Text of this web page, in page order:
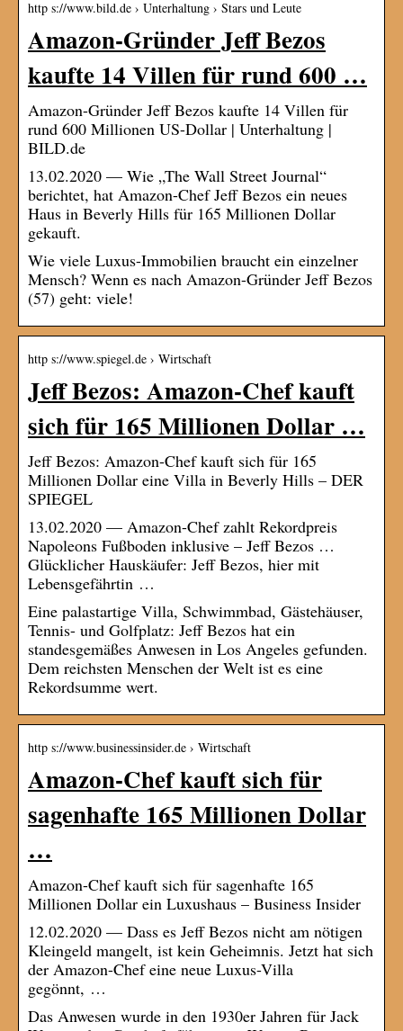
http s://www.bild.de › Unterhaltung › Stars und Leute
Amazon-Gründer Jeff Bezos
kaufte 14 Villen für rund 600 …
Amazon-Gründer Jeff Bezos kaufte 14 Villen für
rund 600 Millionen US-Dollar | Unterhaltung |
BILD.de
13.02.2020 — Wie „The Wall Street Journal“
berichtet, hat Amazon-Chef Jeff Bezos ein neues
Haus in Beverly Hills für 165 Millionen Dollar
gekauft.
Wie viele Luxus-Immobilien braucht ein einzelner
Mensch? Wenn es nach Amazon-Gründer Jeff Bezos
(57) geht: viele!
http s://www.spiegel.de › Wirtschaft
Jeff Bezos: Amazon-Chef kauft
sich für 165 Millionen Dollar …
Jeff Bezos: Amazon-Chef kauft sich für 165
Millionen Dollar eine Villa in Beverly Hills – DER
SPIEGEL
13.02.2020 — Amazon-Chef zahlt Rekordpreis
Napoleons Fußboden inklusive – Jeff Bezos …
Glücklicher Hauskäufer: Jeff Bezos, hier mit
Lebensgefährtin …
Eine palastartige Villa, Schwimmbad, Gästehäuser,
Tennis- und Golfplatz: Jeff Bezos hat ein
standesgemäßes Anwesen in Los Angeles gefunden.
Dem reichsten Menschen der Welt ist es eine
Rekordsumme wert.
http s://www.businessinsider.de › Wirtschaft
Amazon-Chef kauft sich für
sagenhafte 165 Millionen Dollar
…
Amazon-Chef kauft sich für sagenhafte 165
Millionen Dollar ein Luxushaus – Business Insider
12.02.2020 — Dass es Jeff Bezos nicht am nötigen
Kleingeld mangelt, ist kein Geheimnis. Jetzt hat sich
der Amazon-Chef eine neue Luxus-Villa
gegönnt, …
Das Anwesen wurde in den 1930er Jahren für Jack